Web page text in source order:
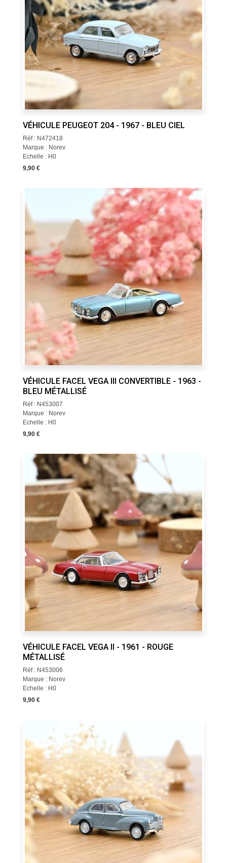
VÉHICULE PEUGEOT 204 - 1967 - BLEU CIEL
Réf : N472418
Marque : Norev
Echelle : H0
9,90 €
VÉHICULE FACEL VEGA III CONVERTIBLE - 1963 -
BLEU MÉTALLISÉ
Réf : N453007
Marque : Norev
Echelle : H0
9,90 €
VÉHICULE FACEL VEGA II - 1961 - ROUGE
MÉTALLISÉ
Réf : N453006
Marque : Norev
Echelle : H0
9,90 €